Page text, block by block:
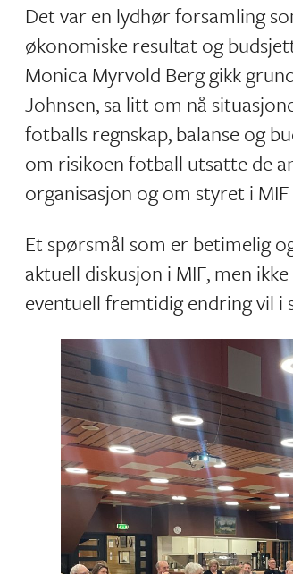
Det var en lydhør forsamling
økonomiske resultat og
Monica Myrvold Berg gikk
Johnsen, sa litt om nå
fotballs regnskap, balanse og
om risikoen fotball utsatte de
organisasjon og om styret i
Et spørsmål som er betimelig
aktuell diskusjon i MIF, men
eventuell fremtidig endring vil i